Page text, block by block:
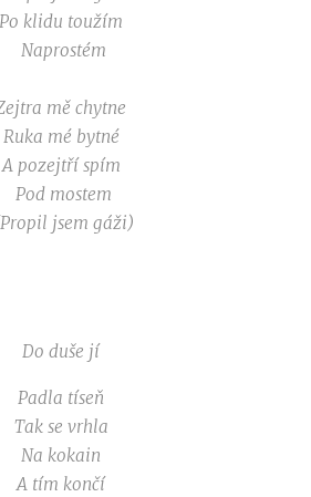
Po klidu toužím
Naprostém
mě chytne
Ruka mé bytné
A pozejtří spím
Pod mostem
jsem gáži)
Do duše jí
Padla tíseň
Tak se vrhla
Na kokain
A tím končí